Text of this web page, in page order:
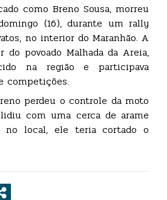
como Breno Sousa, morreu
(16), durante um rally
no interior do Maranhão. A
do povoado Malhada da Areia,
na região e participava
competições.
perdeu o controle da moto
com uma cerca de arame
no local, ele teria cortado o